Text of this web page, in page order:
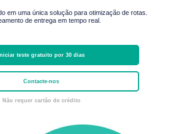
em uma única solução para otimização de rotas.
de entrega em tempo real.
Iniciar teste gratuito por 30 dias
Contacte-nos
Não requer cartão de crédito